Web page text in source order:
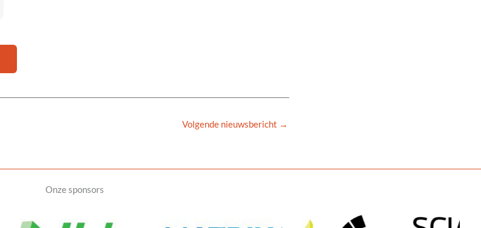
Volgende nieuwsbericht →
Onze sponsors